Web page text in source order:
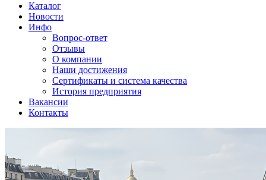
Каталог
Новости
Инфо
Вопрос-ответ
Отзывы
О компании
Наши достижения
Сертификаты и система качества
История предприятия
Вакансии
Контакты